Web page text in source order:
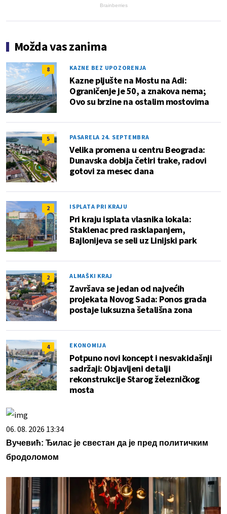
Brainberries
Možda vas zanima
8 KAZNE BEZ UPOZORENJA
Kazne pljušte na Mostu na Adi:
Ograničenje je 50, a znakova nema;
Ovo su brzine na ostalim mostovima
5 PASARELA 24. SEPTEMBRA
Velika promena u centru Beograda:
Dunavska dobija četiri trake, radovi
gotovi za mesec dana
2 ISPLATA PRI KRAJU
Pri kraju isplata vlasnika lokala:
Staklenac pred rasklapanjem,
Bajlonijeva se seli uz Linijski park
2 ALMAŠKI KRAJ
Završava se jedan od najvećih
projekata Novog Sada: Ponos grada
postaje luksuzna šetališna zona
4 EKONOMIJA
Potpuno novi koncept i nesvakidašnji
sadržaji: Objavljeni detalji
rekonstrukcije Starog železničkog
mosta
06. 08. 2026 13:34
Вучевић: Ђилас је свестан да је пред политичким
бродоломом